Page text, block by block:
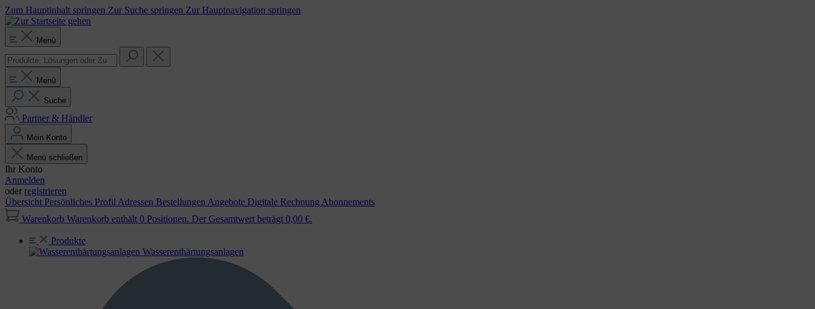
Zum Hauptinhalt springen Zur Suche springen Zur Hauptnavigation springen
Menü
Menü
Suche
Partner & Händler
Mein Konto
Menü schließen
Ihr Konto
Anmelden
oder registrieren
Übersicht Persönliches Profil Adressen Bestellungen Angebote Digitale Rechnung Abonnements
Warenkorb Warenkorb enthält 0 Positionen. Der Gesamtwert beträgt 0,00 €.
Produkte
Wasser­enthärtungs­anlagen